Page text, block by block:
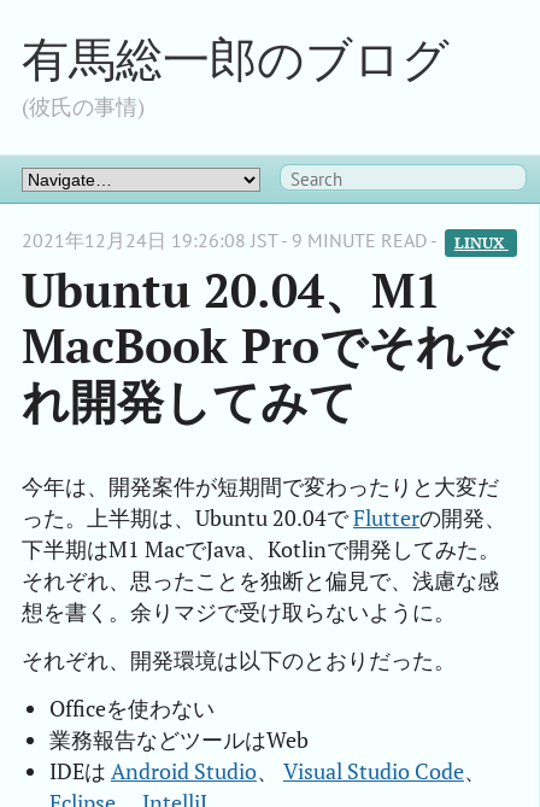
有馬総一郎のブログ
(彼氏の事情)
2021年12月24日 19:26:08 JST - 9 MINUTE READ - LINUX
Ubuntu 20.04、M1
MacBook Proでそれぞ
れ開発してみて
今年は、開発案件が短期間で変わったりと大変だ
った。上半期は、Ubuntu 20.04でFlutterの開発、
下半期はM1 MacでJava、Kotlinで開発してみた。
それぞれ、思ったことを独断と偏見で、浅慮な感
想を書く。余りマジで受け取らないように。
それぞれ、開発環境は以下のとおりだった。
Officeを使わない
業務報告などツールはWeb
IDEは Android Studio、 Visual Studio Code、